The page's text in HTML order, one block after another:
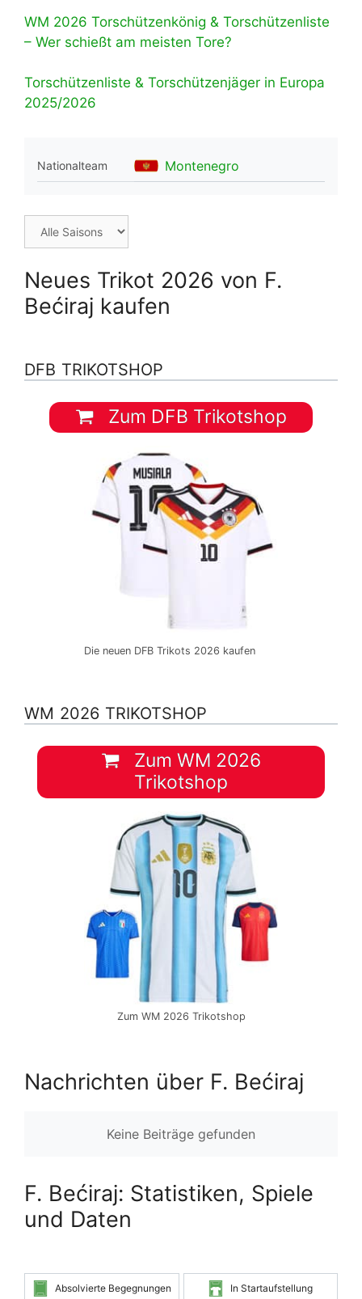
WM 2026 Torschützenkönig & Torschützenliste
– Wer schießt am meisten Tore?
Torschützenliste & Torschützenjäger in Europa
2025/2026
Nationalteam Montenegro
Neues Trikot 2026 von F.
Bećiraj kaufen
DFB TRIKOTSHOP
Zum DFB Trikotshop
Die neuen DFB Trikots 2026 kaufen
WM 2026 TRIKOTSHOP
Zum WM 2026
Trikotshop
Zum WM 2026 Trikotshop
Nachrichten über F. Bećiraj
Keine Beiträge gefunden
F. Bećiraj: Statistiken, Spiele
und Daten
Absolvierte Begegnungen In Startaufstellung